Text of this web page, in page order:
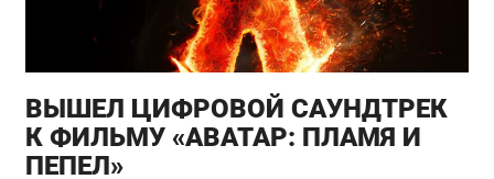
ВЫШЕЛ ЦИФРОВОЙ САУНДТРЕК
К ФИЛЬМУ «АВАТАР: ПЛАМЯ И
ПЕПЕЛ»